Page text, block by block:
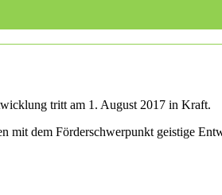
tritt am 1. August 2017 in Kraft.
mit dem Förderschwerpunkt geistige